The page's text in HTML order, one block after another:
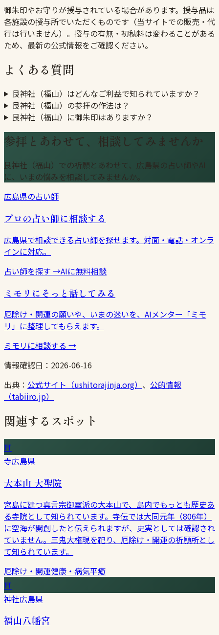
御朱印やお守りが授与されている場合があります。授与品は
各施設の授与所でいただくものです（当サイトでの販売・代
行は行いません）。授与の有無・初穂料は変わることがある
ため、最新の公式情報をご確認ください。
よくある質問
艮神社（福山）はどんなご利益で知られていますか？
艮神社（福山）の参拝の作法は？
艮神社（福山）に御朱印はありますか？
参拝とあわせて、相談してみませんか
艮神社（福山）での祈願とあわせて、広島県の占い師やAI
に、いまの悩みを相談してみませんか。
広島県の占い師
プロの占い師に相談する
広島県で相談できる占い師を探せます。対面・電話・オンラ
インに対応。
占い師を探す →AIに無料相談
ミモリにそっと話してみる
厄除け・開運の願いや、いまの迷いを、AIメンター「ミモ
リ」に整理してもらえます。
ミモリに相談する →
情報確認日： 2026-06-16
出典： 公式サイト（ushitorajinja.org） 、 公的情報
（tabiiro.jp）
関連するスポット
⛩
寺広島県
大本山 大聖院
宮島に建つ真言宗御室派の大本山で、島内でもっとも歴史あ
る寺院として知られています。寺伝では大同元年（806年）
に空海が開創したと伝えられますが、史実としては確認され
ていません。三鬼大権現を祀り、厄除け・開運の祈願所とし
て知られています。
厄除け・開運健康・病気平癒
⛩
神社広島県
福山八幡宮